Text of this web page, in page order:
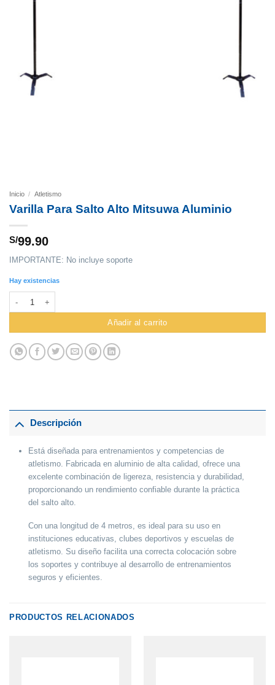
Inicio / Atletismo
Varilla Para Salto Alto Mitsuwa Aluminio
S/99.90
IMPORTANTE: No incluye soporte
Hay existencias
Añadir al carrito
Descripción
Está diseñada para entrenamientos y competencias de
atletismo. Fabricada en aluminio de alta calidad, ofrece una
excelente combinación de ligereza, resistencia y durabilidad,
proporcionando un rendimiento confiable durante la práctica
del salto alto.
Con una longitud de 4 metros, es ideal para su uso en
instituciones educativas, clubes deportivos y escuelas de
atletismo. Su diseño facilita una correcta colocación sobre
los soportes y contribuye al desarrollo de entrenamientos
seguros y eficientes.
PRODUCTOS RELACIONADOS